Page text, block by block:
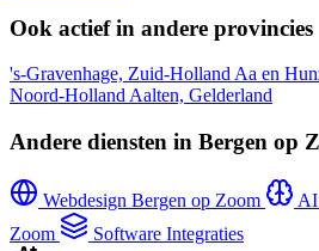
Ook actief in andere provincies
's-Gravenhage, Zuid-Holland Aa en
Noord-Holland Aalten, Gelderland
Andere diensten in Bergen op
Webdesign Bergen op Zoom
AI
Zoom
Software Integraties